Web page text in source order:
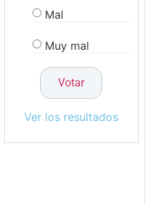
Mal
Muy mal
Ver los resultados